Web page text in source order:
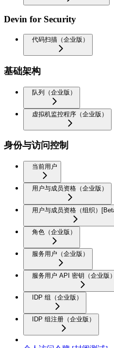
Devin for Security
代码扫描（企业版）
基础架构
队列（企业版）
虚拟机监控程序（企业版）
身份与访问控制
当前用户
用户与成员资格（企业版）
用户与成员资格（组织）
角色（企业版）
服务用户（企业版）
服务用户 API 密钥（企业版
IDP 组（企业版）
IDP 组注册（企业版）